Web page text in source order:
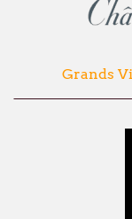
Grands